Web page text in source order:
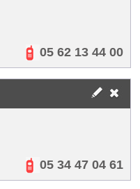
05 62 13 44 00
05 34 47 04 61